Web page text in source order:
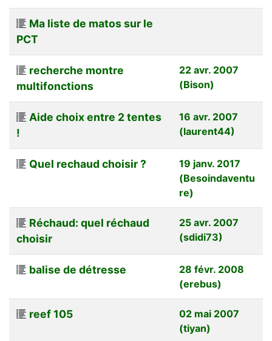
Ma liste de matos sur le
PCT
recherche montre
multifonctions
22 avr. 2007
(Bison)
Aide choix entre 2 tentes
!
16 avr. 2007
(laurent44)
Quel rechaud choisir ?
19 janv. 2017
(Besoindaventu
re)
Réchaud: quel réchaud
choisir
25 avr. 2007
(sdidi73)
balise de détresse
28 févr. 2008
(erebus)
reef 105
02 mai 2007
(tiyan)